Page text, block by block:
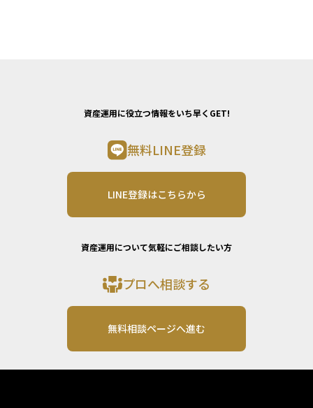
資産運用に役立つ情報をいち早くGET!
無料LINE登録
LINE登録はこちらから
資産運用について気軽にご相談したい方
プロへ相談する
無料相談ページへ進む